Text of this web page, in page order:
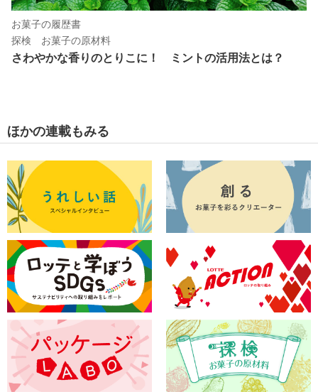
お菓子の履歴書
探検 お菓子の原材料
さわやかな香りのとりこに！ ミントの活用法とは？
ほかの連載もみる